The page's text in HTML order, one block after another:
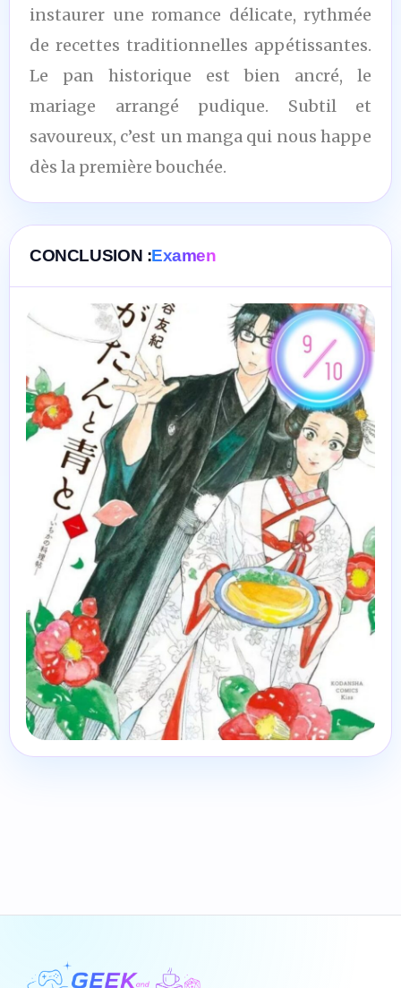
instaurer une romance délicate, rythmée
de recettes traditionnelles appétissantes.
Le pan historique est bien ancré, le
mariage arrangé pudique. Subtil et
savoureux, c’est un manga qui nous happe
dès la première bouchée.
CONCLUSION :Examen